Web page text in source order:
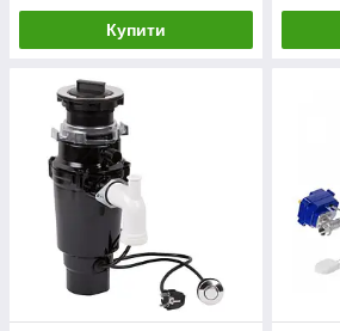
Купити